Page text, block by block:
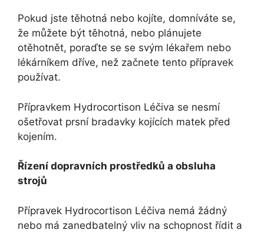
Pokud jste těhotná nebo kojíte, domníváte se,
že můžete být těhotná, nebo plánujete
otěhotnět, poraďte se se svým lékařem nebo
lékárníkem dříve, než začnete tento přípravek
používat.
Přípravkem Hydrocortison Léčiva se nesmí
ošetřovat prsní bradavky kojících matek před
kojením.
Řízení dopravních prostředků a obsluha
strojů
Přípravek Hydrocortison Léčiva nemá žádný
nebo má zanedbatelný vliv na schopnost řídit a